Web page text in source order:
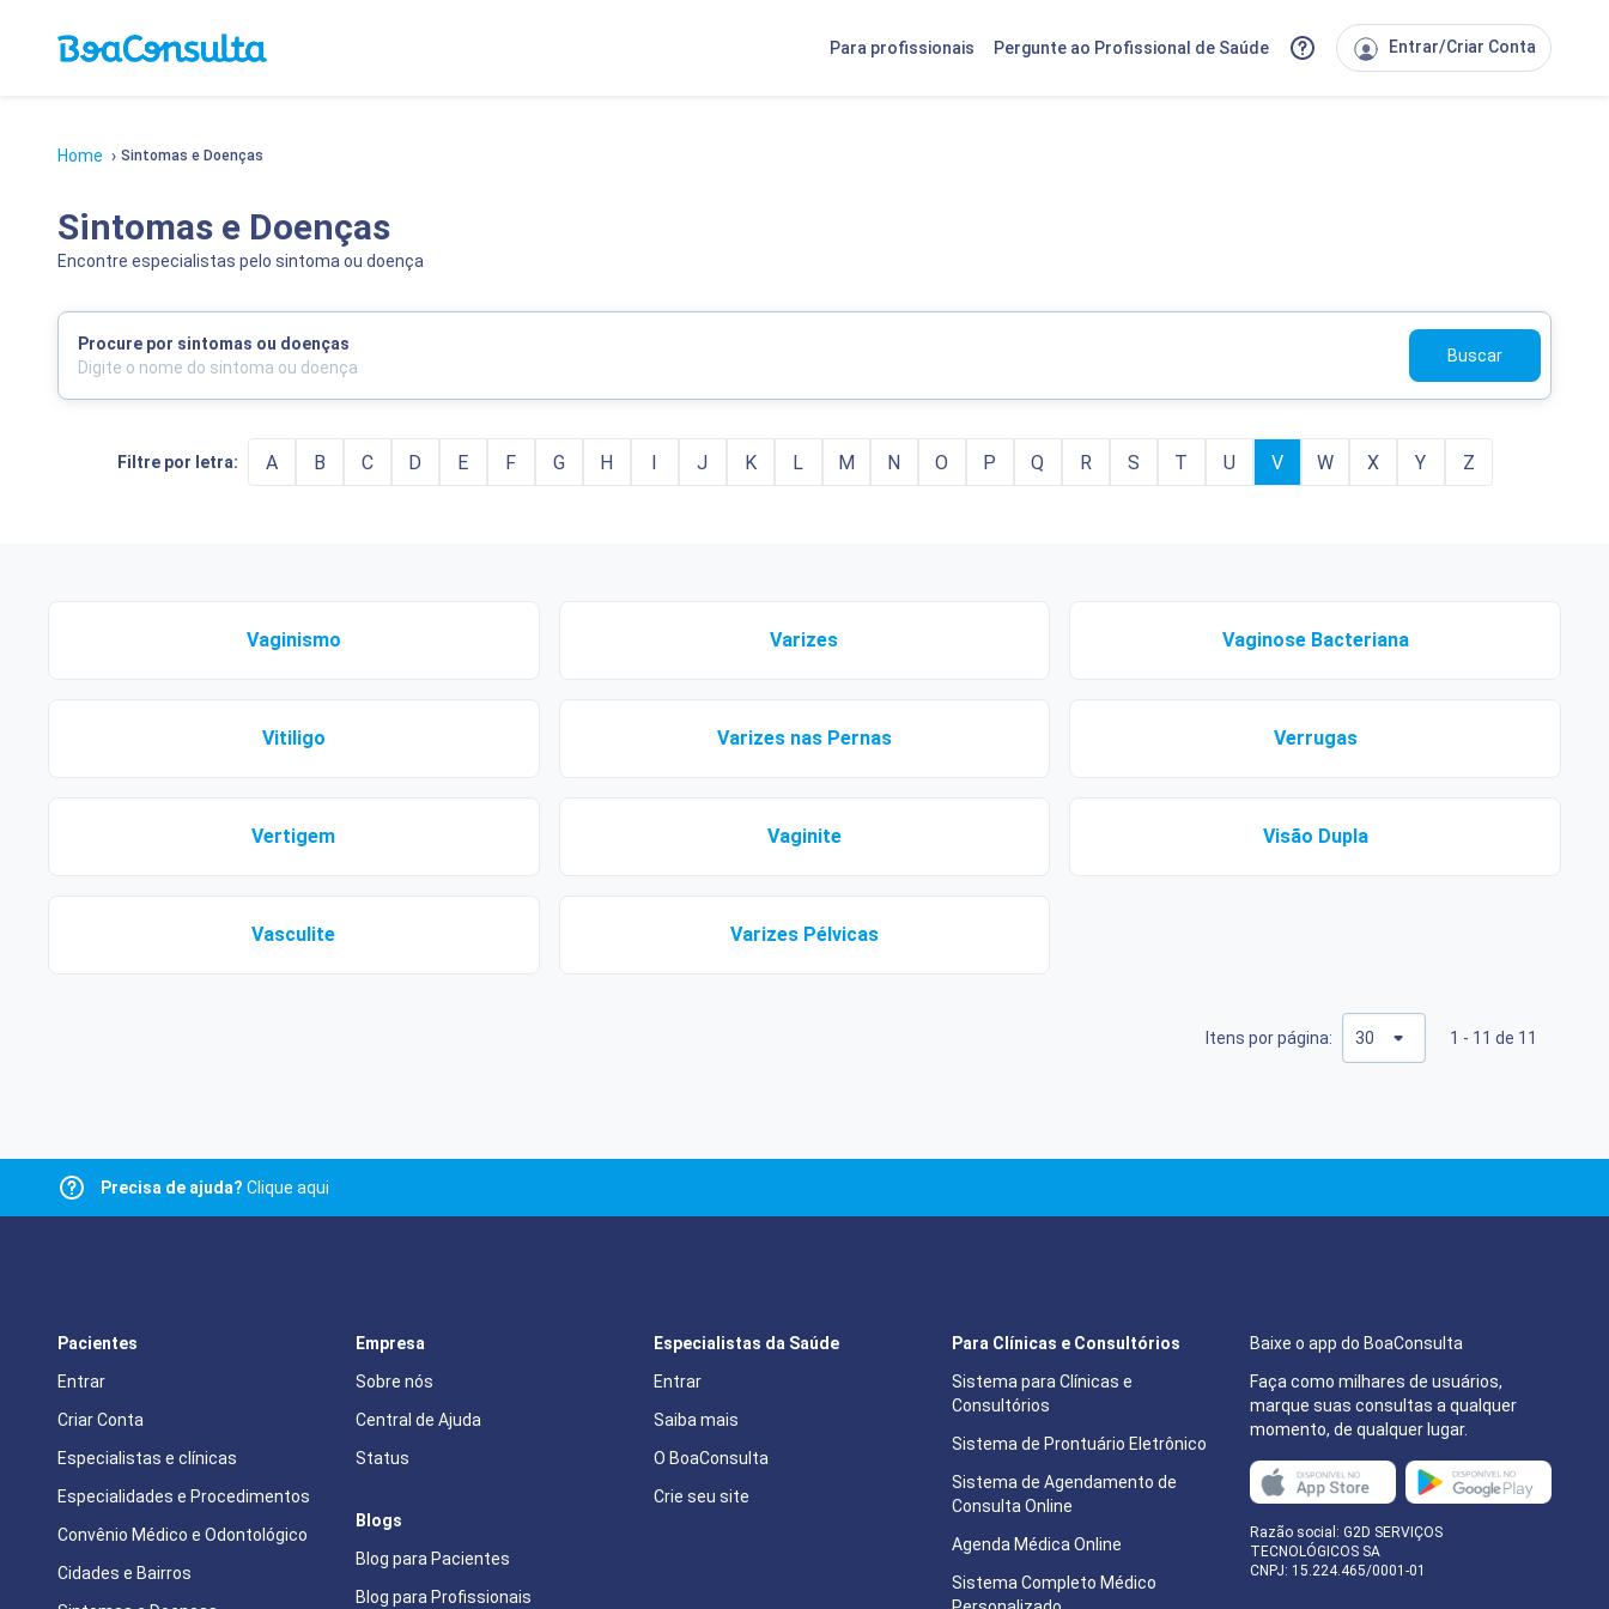
Para profissionais Pergunte ao Profissional de Saúde Entrar/Criar Conta
Home › Sintomas e Doenças
Sintomas e Doenças
Encontre especialistas pelo sintoma ou doença
Procure por sintomas ou doenças
Buscar
Filtre por letra: A B C D E F G H I J K L M N O P Q R S T U V W X Y Z
Vaginismo Varizes Vaginose Bacteriana
Vitiligo Varizes nas Pernas Verrugas
Vertigem Vaginite Visão Dupla
Vasculite Varizes Pélvicas
Itens por página: 1 - 11 de 11
Precisa de ajuda? Clique aqui
Baixe o app do BoaConsulta
Faça como milhares de usuários,
marque suas consultas a qualquer
momento, de qualquer lugar.
Razão social: G2D SERVIÇOS
TECNOLÓGICOS SA
CNPJ: 15.224.465/0001-01
Pacientes
Entrar
Criar Conta
Especialistas e clínicas
Especialidades e Procedimentos
Convênio Médico e Odontológico
Cidades e Bairros
Empresa
Sobre nós
Central de Ajuda
Status
Blogs
Blog para Pacientes
Blog para Profissionais
Especialistas da Saúde
Entrar
Saiba mais
O BoaConsulta
Crie seu site
Para Clínicas e Consultórios
Sistema para Clínicas e
Consultórios
Sistema de Prontuário Eletrônico
Sistema de Agendamento de
Consulta Online
Agenda Médica Online
Sistema Completo Médico